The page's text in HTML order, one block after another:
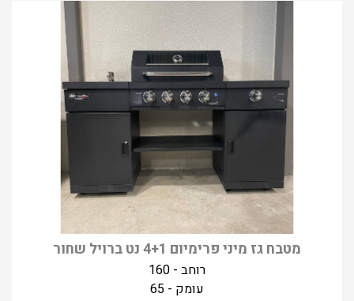
מטבח גז מיני פרימיום 4+1 נט ברויל שחור
רוחב - 160
עומק - 65